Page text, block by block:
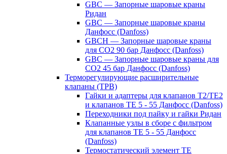
GBC — Запорные шаровые краны
Ридан
GBC — Запорные шаровые краны
Данфосс (Danfoss)
GBCH — Запорные шаровые краны
для CO2 90 бар Данфосс (Danfoss)
GBC — Запорные шаровые краны для
CO2 45 бар Данфосс (Danfoss)
Терморегулирующие расширительные
клапаны (ТРВ)
Гайки и адаптеры для клапанов T2/TE2
и клапанов TE 5 - 55 Данфосс (Danfoss)
Переходники под пайку и гайки Ридан
Клапанные узлы в сборе с фильтром
для клапанов TE 5 - 55 Данфосс
(Danfoss)
Термостатический элемент TE